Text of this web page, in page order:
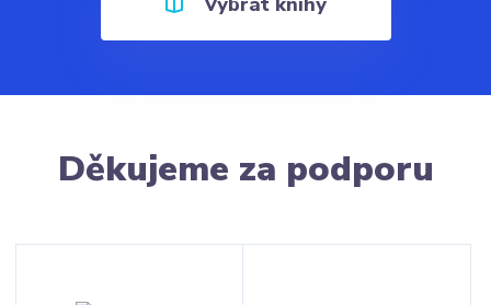
Děkujeme za podporu